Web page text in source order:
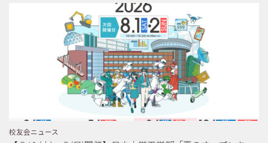
校友会ニュース